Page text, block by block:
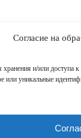
Согласие на
и/или доступа
или уникальные